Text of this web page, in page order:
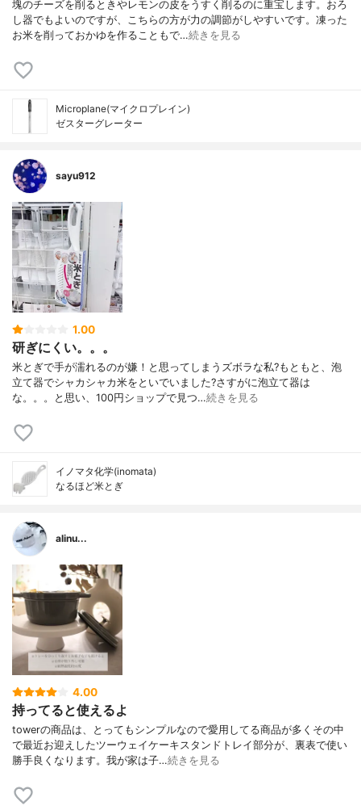
塊のチーズを削るときやレモンの皮をうすく削るのに重宝します。おろ
し器でもよいのですが、こちらの方が力の調節がしやすいです。凍った
お米を削っておかゆを作ることもで…続きを見る
Microplane(マイクロプレイン)
ゼスターグレーター
sayu912
1.00
研ぎにくい。。。
米とぎで手が濡れるのが嫌！と思ってしまうズボラな私?もともと、泡
立て器でシャカシャカ米をといでいました?さすがに泡立て器は
な。。。と思い、100円ショップで見つ…続きを見る
イノマタ化学(inomata)
なるほど米とぎ
alinu...
4.00
持ってると使えるよ
towerの商品は、とってもシンプルなので愛用してる商品が多くその中
で最近お迎えしたツーウェイケーキスタンドトレイ部分が、裏表で使い
勝手良くなります。我が家は子…続きを見る